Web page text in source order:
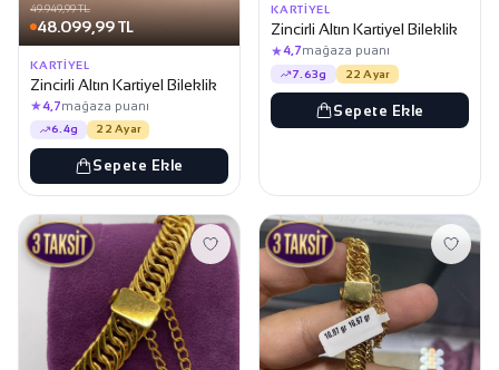
49.949,99 TL
48.099,99 TL
KARTIYEL
Zincirli Altın Kartiyel Bileklik
★4,7mağaza puanı
6.4g 22 Ayar
Sepete Ekle
KARTIYEL
Zincirli Altın Kartiyel Bileklik
★4,7mağaza puanı
7.63g 22 Ayar
Sepete Ekle